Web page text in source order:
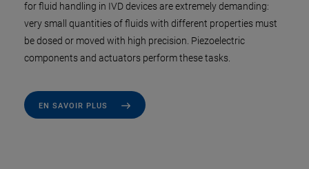
for fluid handling in IVD devices are extremely demanding:
very small quantities of fluids with different properties must
be dosed or moved with high precision. Piezoelectric
components and actuators perform these tasks.
EN SAVOIR PLUS